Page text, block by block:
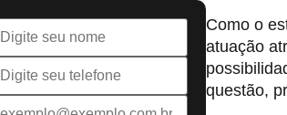
Como o
atuação
questão,